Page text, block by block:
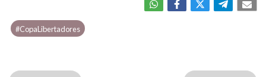
#CopaLibertadores